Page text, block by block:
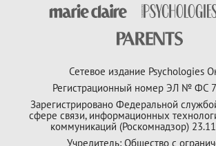
Сетевое издание Psychologies
Регистрационный номер ЭЛ № ФС
Зарегистрировано Федеральной
сфере связи, информационных
коммуникаций (Роскомнадзор)
Учредитель: Общество с